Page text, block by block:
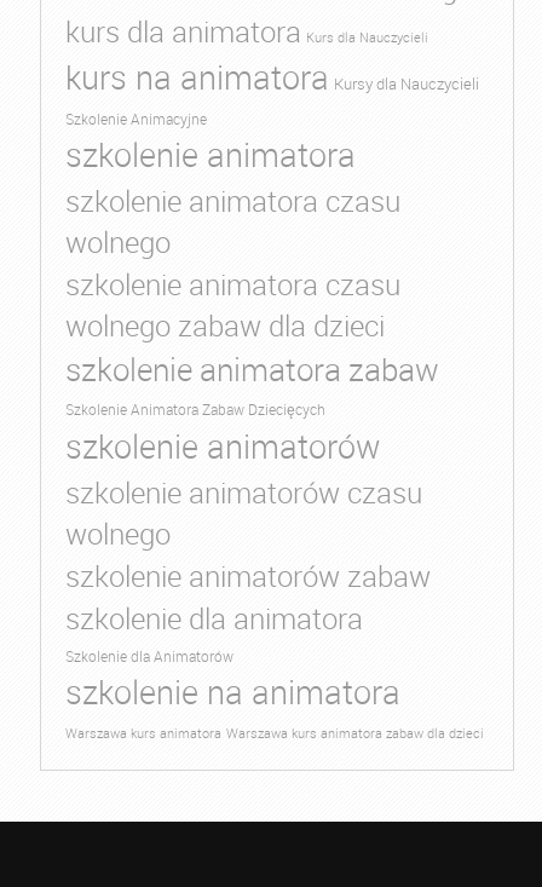
kurs dla animatora Kurs dla Nauczycieli
kurs na animatora Kursy dla Nauczycieli
Szkolenie Animacyjne
szkolenie animatora
szkolenie animatora czasu
wolnego
szkolenie animatora czasu
wolnego zabaw dla dzieci
szkolenie animatora zabaw
Szkolenie Animatora Zabaw Dziecięcych
szkolenie animatorów
szkolenie animatorów czasu
wolnego
szkolenie animatorów zabaw
szkolenie dla animatora
Szkolenie dla Animatorów
szkolenie na animatora
Warszawa kurs animatora Warszawa kurs animatora zabaw dla dzieci